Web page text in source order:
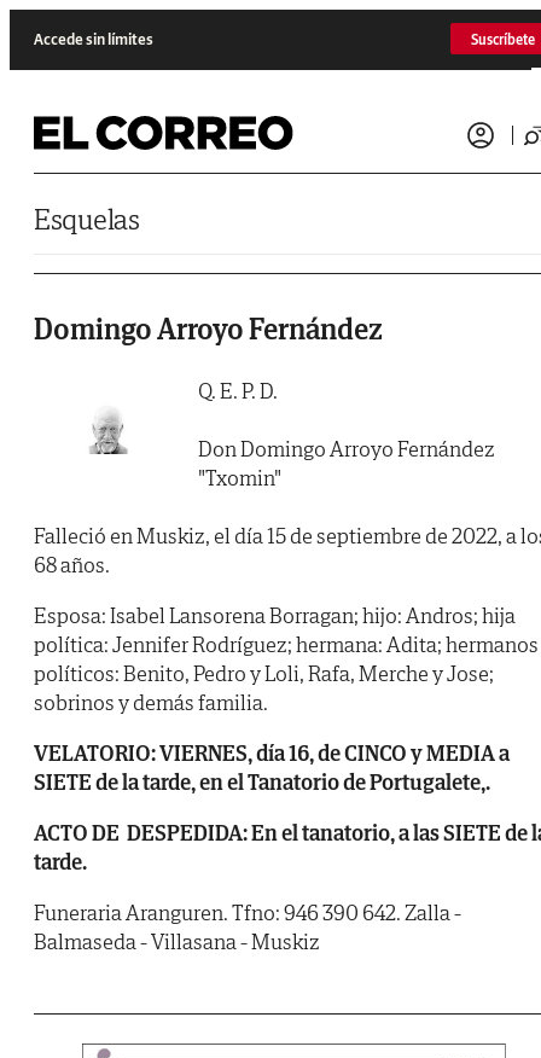
Accede sin límites Suscríbete
Esquelas
Domingo Arroyo Fernández
Q. E. P. D.
Don Domingo Arroyo Fernández
"Txomin"
Falleció en Muskiz, el día 15 de septiembre de 2022, a
68 años.
Esposa: Isabel Lansorena Borragan; hijo: Andros; hija
política: Jennifer Rodríguez; hermana: Adita; hermanos
políticos: Benito, Pedro y Loli, Rafa, Merche y Jose;
sobrinos y demás familia.
VELATORIO: VIERNES, día 16, de CINCO y MEDIA a
SIETE de la tarde, en el Tanatorio de Portugalete,.
ACTO DE DESPEDIDA: En el tanatorio, a las SIETE de
tarde.
Funeraria Aranguren. Tfno: 946 390 642. Zalla -
Balmaseda - Villasana - Muskiz